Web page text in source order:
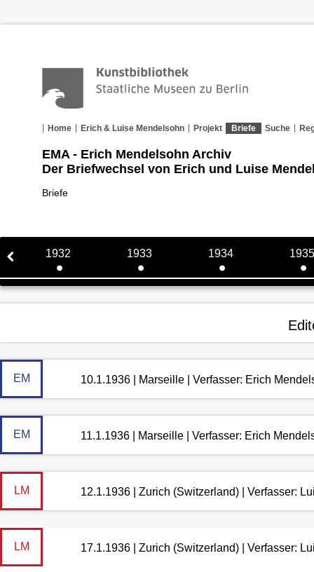
Home Erich & Luise Mendelsohn Projekt Briefe Suche
EMA - Erich Mendelsohn Archiv
Der Briefwechsel von Erich und Luise
Briefe
1932 1933 1934 1935
EM 10.1.1936 | Marseille | Verfasser: Erich
EM 11.1.1936 | Marseille | Verfasser: Erich
LM 12.1.1936 | Zurich (Switzerland) | Verfasser:
LM 17.1.1936 | Zurich (Switzerland) | Verfasser: